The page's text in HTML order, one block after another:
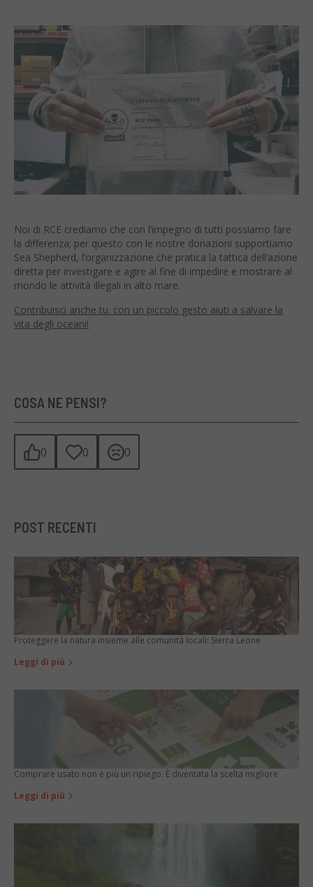
Noi di RCE crediamo che con l’impegno di tutti possiamo fare
la differenza; per questo con le nostre donazioni supportiamo
Sea Shepherd, l’organizzazione che pratica la tattica dell’azione
diretta per investigare e agire al fine di impedire e mostrare al
mondo le attività illegali in alto mare.
Contribuisci anche tu: con un piccolo gesto aiuti a salvare la
vita degli oceani!
COSA NE PENSI?
0 0 0
POST RECENTI
Proteggere la natura insieme alle comunità locali: Sierra Leone
Leggi di più
Comprare usato non è più un ripiego. È diventata la scelta migliore
Leggi di più